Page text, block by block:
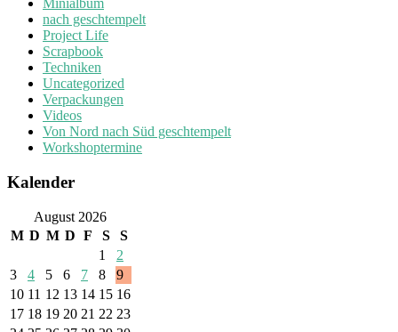
Minialbum
nach geschtempelt
Project Life
Scrapbook
Techniken
Uncategorized
Verpackungen
Videos
Von Nord nach Süd geschtempelt
Workshoptermine
Kalender
August 2026
M D M D F S
S
1
2
3
4 5 6 7 8
9
10 11 12 13 14 15 16
17 18 19 20 21 22 23